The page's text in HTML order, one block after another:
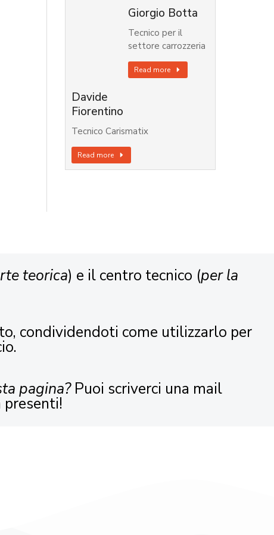
Giorgio Botta
Tecnico per il
settore carrozzeria
Read more
Davide
Fiorentino
Tecnico Carismatix
Read more
teorica) e il centro tecnico (per la
condividendoti come utilizzarlo per
pagina?Puoi scriverci una mail